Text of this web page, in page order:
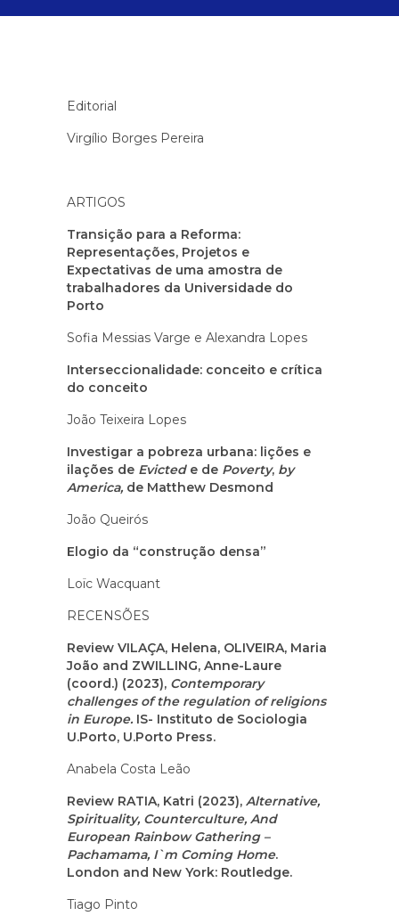
Editorial
Virgílio Borges Pereira
ARTIGOS
Transição para a Reforma:
Representações, Projetos e
Expectativas de uma amostra de
trabalhadores da Universidade do
Porto
Sofia Messias Varge e Alexandra Lopes
Interseccionalidade: conceito e crítica
do conceito
João Teixeira Lopes
Investigar a pobreza urbana: lições e
ilações de Evictede de Poverty, by
America,de Matthew Desmond
João Queirós
Elogio da “construção densa”
Loïc Wacquant
RECENSÕES
Review VILAÇA, Helena, OLIVEIRA, Maria
João and ZWILLING, Anne-Laure
(coord.) (2023),Contemporary
challenges of the regulation of religions
in Europe.IS- Instituto de Sociologia
U.Porto, U.Porto Press.
Anabela Costa Leão
Review RATIA, Katri (2023), Alternative,
Spirituality, Counterculture, And
European Rainbow Gathering –
Pachamama, I`m Coming Home.
London and New York: Routledge.
Tiago Pinto